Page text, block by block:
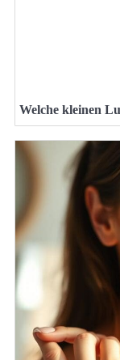
Welche kleinen